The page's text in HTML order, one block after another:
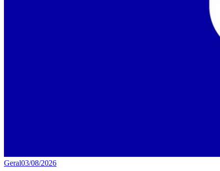
Geral03/08/2026